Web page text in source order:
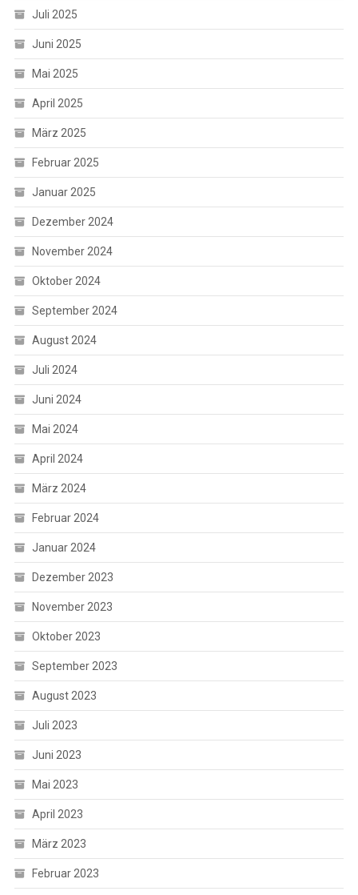
Juli 2025
Juni 2025
Mai 2025
April 2025
März 2025
Februar 2025
Januar 2025
Dezember 2024
November 2024
Oktober 2024
September 2024
August 2024
Juli 2024
Juni 2024
Mai 2024
April 2024
März 2024
Februar 2024
Januar 2024
Dezember 2023
November 2023
Oktober 2023
September 2023
August 2023
Juli 2023
Juni 2023
Mai 2023
April 2023
März 2023
Februar 2023